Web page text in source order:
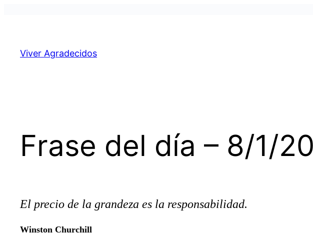
Viver Agradecidos
Frase del día – 8/1/
El precio de la grandeza es la responsabilidad.
Winston Churchill